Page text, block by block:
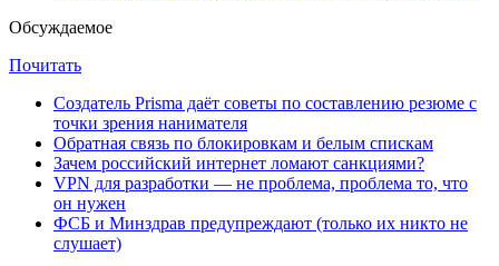
Обсуждаемое
Почитать
Создатель Prisma даёт советы по составлению резюме с
точки зрения нанимателя
Обратная связь по блокировкам и белым спискам
Зачем российский интернет ломают санкциями?
VPN для разработки — не проблема, проблема то, что
он нужен
ФСБ и Минздрав предупреждают (только их никто не
слушает)